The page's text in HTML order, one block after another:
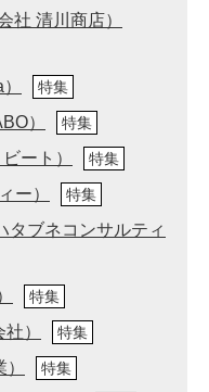
社 清川商店）
特集
） 特集
ート） 特集
ー） 特集
タブネコンサルティ
特集
） 特集
特集